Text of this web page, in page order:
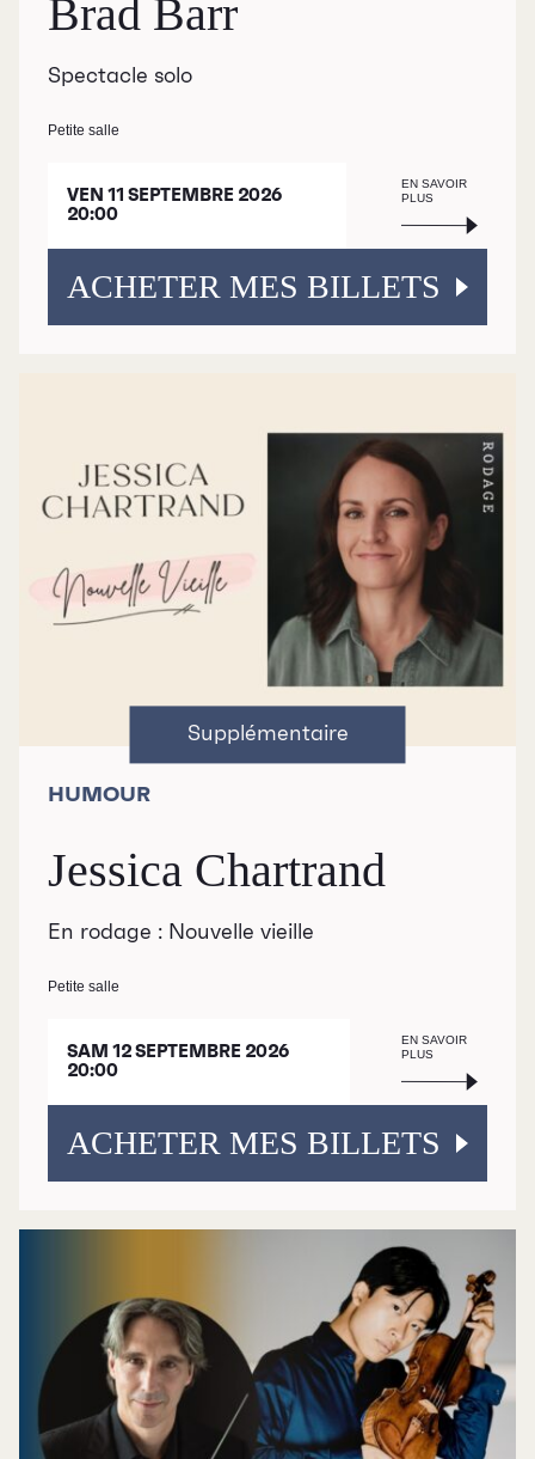
RECHERCHE
Brad Barr
Spectacle solo
Petite salle
VEN 11 SEPTEMBRE 2026
20:00
EN SAVOIR
PLUS
ACHETER MES BILLETS
HUMOUR
Jessica Chartrand
En rodage : Nouvelle vieille
Petite salle
SAM 12 SEPTEMBRE 2026
20:00
EN SAVOIR
PLUS
ACHETER MES BILLETS